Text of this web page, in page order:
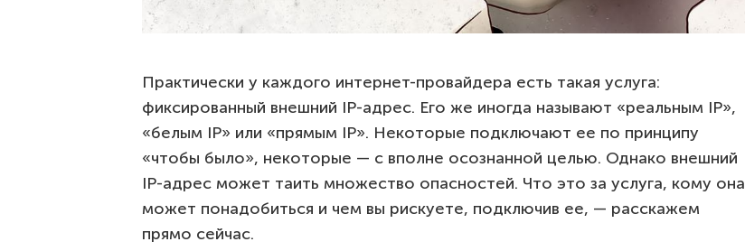
Практически у каждого интернет-провайдера есть такая услуга:
фиксированный внешний IP-адрес. Его же иногда называют «реальным IP»,
«белым IP» или «прямым IP». Некоторые подключают ее по принципу
«чтобы было», некоторые — с вполне осознанной целью. Однако внешний
IP-адрес может таить множество опасностей. Что это за услуга, кому она
может понадобиться и чем вы рискуете, подключив ее, — расскажем
прямо сейчас.